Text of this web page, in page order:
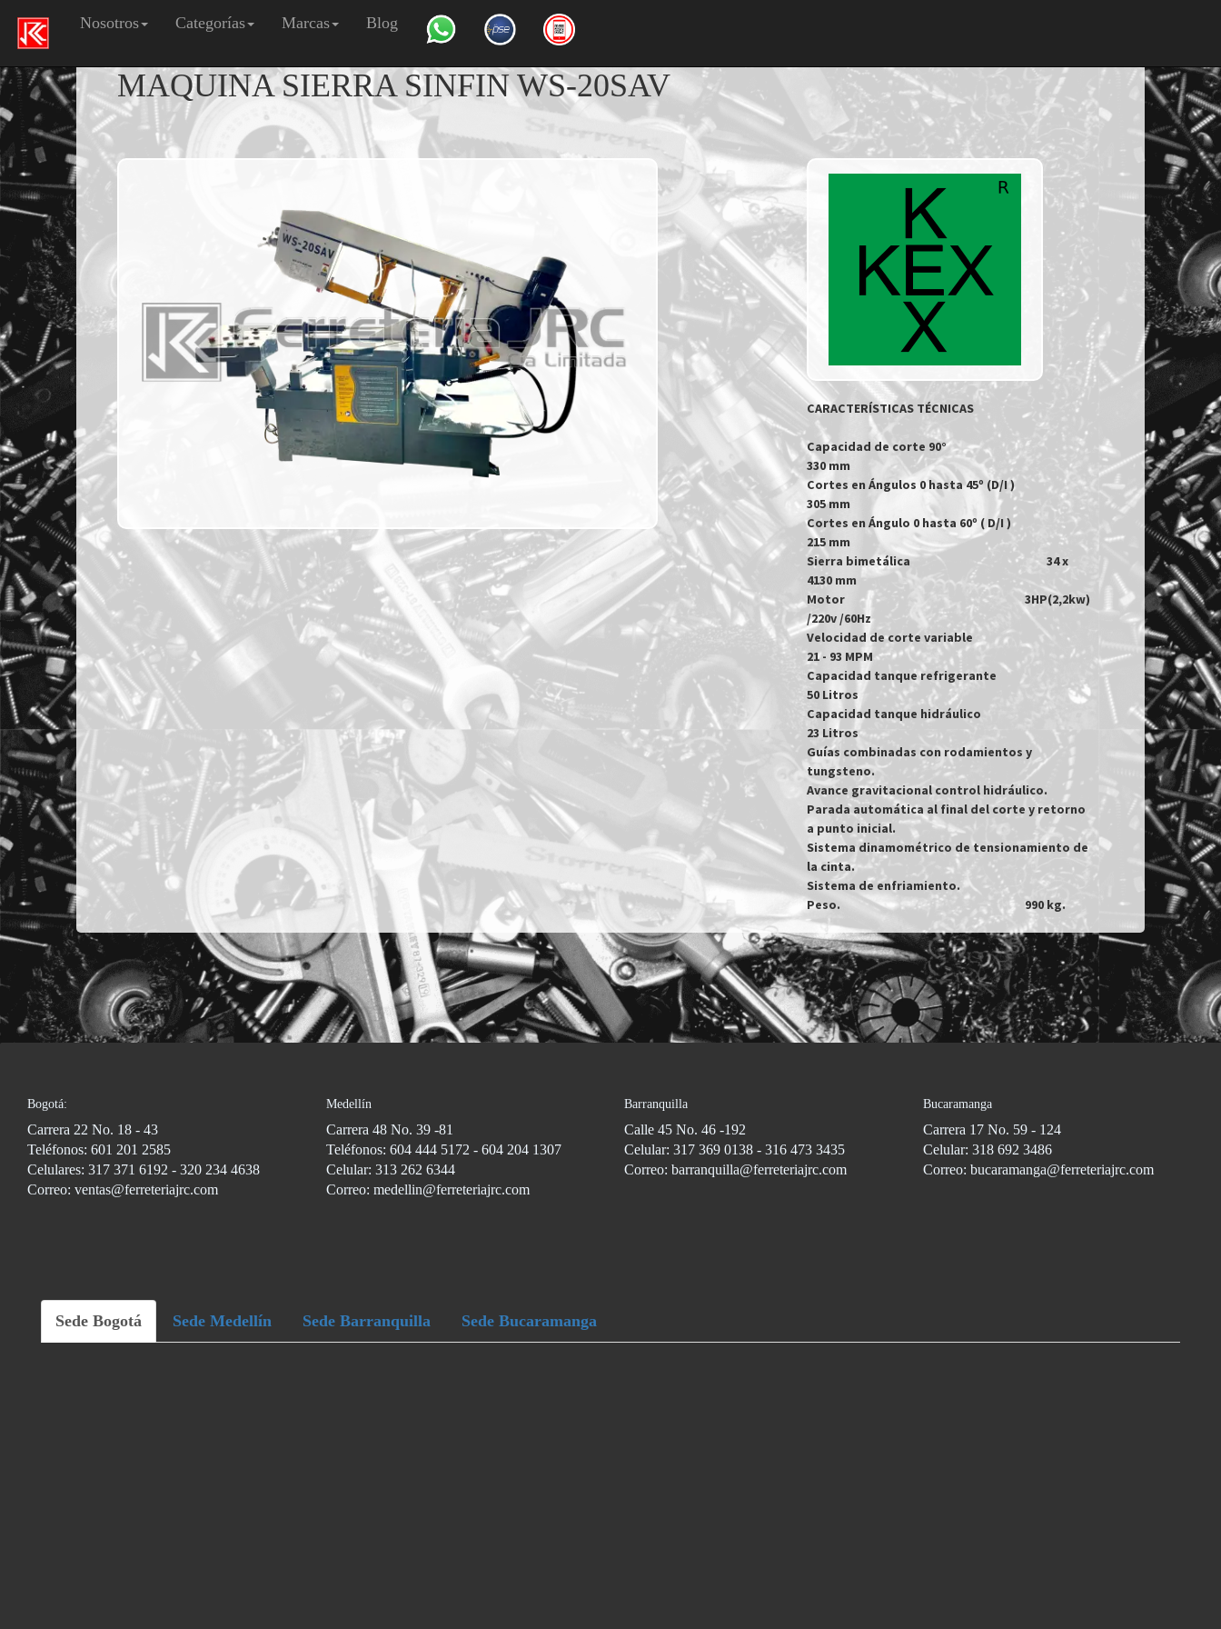
Nosotros Categorías Marcas Blog
MAQUINA SIERRA SINFIN WS-20SAV
CARACTERÍSTICAS TÉCNICAS
Capacidad de corte 90°
330 mm
Cortes en Ángulos 0 hasta 45º (D/I )
305 mm
Cortes en Ángulo 0 hasta 60º ( D/I )
215 mm
Sierra bimetálica 							34 x
4130 mm
Motor 									3HP(2,2kw)
/220v /60Hz
Velocidad de corte variable
21 - 93 MPM
Capacidad tanque refrigerante
50 Litros
Capacidad tanque hidráulico
23 Litros
Guías combinadas con rodamientos y
tungsteno.
Avance gravitacional control hidráulico.
Parada automática al final del corte y retorno
a punto inicial.
Sistema dinamométrico de tensionamiento de
la cinta.
Sistema de enfriamiento.
Peso.									990 kg.
Bogotá:
Carrera 22 No. 18 - 43
Teléfonos: 601 201 2585
Celulares: 317 371 6192 - 320 234 4638
Correo: ventas@ferreteriajrc.com
Medellín
Carrera 48 No. 39 -81
Teléfonos: 604 444 5172 - 604 204 1307
Celular: 313 262 6344
Correo: medellin@ferreteriajrc.com
Barranquilla
Calle 45 No. 46 -192
Celular: 317 369 0138 - 316 473 3435
Correo: barranquilla@ferreteriajrc.com
Bucaramanga
Carrera 17 No. 59 - 124
Celular: 318 692 3486
Correo: bucaramanga@ferreteriajrc.com
Sede Bogotá Sede Medellín Sede Barranquilla Sede Bucaramanga